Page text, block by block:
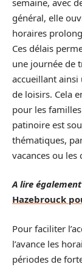
général, elle
horaires
Ces délais
une journée de
accueillant ainsi
de loisirs. Cela
pour les
patinoire est
thématiques,
vacances ou les
A lire
Hazebrouck
Pour faciliter
l’avance les
périodes de